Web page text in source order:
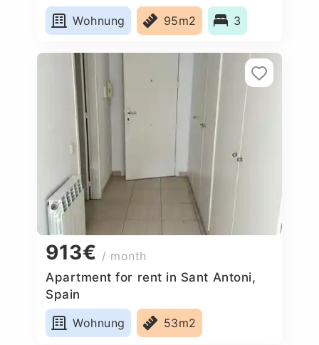
Wohnung
95m2 3
913€ / month
Apartment for rent in Sant Antoni,
Spain
Wohnung
53m2